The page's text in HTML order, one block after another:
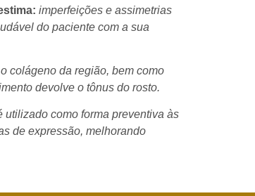
imperfeições e assimetrias
do paciente com a sua
colágeno da região, bem como
devolve o tônus do rosto.
utilizado como forma preventiva às
de expressão, melhorando